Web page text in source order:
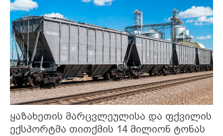
ყაზახეთის მარცვლეულისა და ფქვილის
ექსპორტმა თითქმის 14 მილიონ ტონას